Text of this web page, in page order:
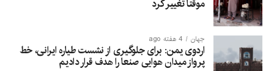
موقتاً تغییر کرد
جهان 4 هفته ago
اردوی یمن: برای جلوگیری از نشست طیاره ایرانی، خط
پرواز میدان هوایی صنعا را هدف قرار دادیم